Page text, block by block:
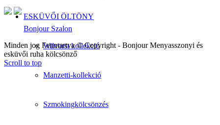
ESKÜVŐI ÖLTÖNY
Wilvorst kollekció
Manzetti-kollekció
Szmokingkölcsönzés
Bonjour Szalon
Minden jog Fenntartva © Copyright - Bonjour Menyasszonyi és
esküvői ruha kölcsönző
Scroll to top